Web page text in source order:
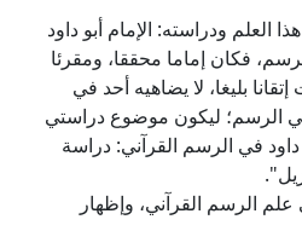
ودراسته: الإمام أبو داود
فكان إماما محققا، ومقرئا
بليغا، لا يضاهيه أحد في
في الرسم؛ ليكون موضوع دراستي
في الرسم القرآني: دراسة
الرسم القرآني، وإظهار